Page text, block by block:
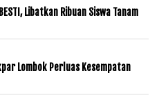
Libatkan Ribuan Siswa Tanam
Lombok Perluas Kesempatan